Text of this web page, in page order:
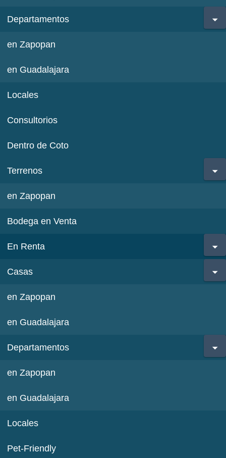
Departamentos
en Zapopan
en Guadalajara
Locales
Consultorios
Dentro de Coto
Terrenos
en Zapopan
Bodega en Venta
En Renta
Casas
en Zapopan
en Guadalajara
Departamentos
en Zapopan
en Guadalajara
Locales
Pet-Friendly